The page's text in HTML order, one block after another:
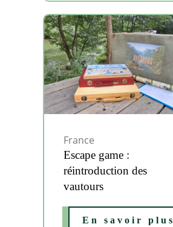
France
Escape game :
réintroduction des
vautours
En savoir plus